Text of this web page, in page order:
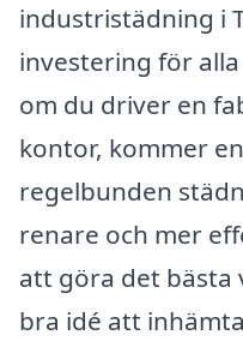
industristädning i
investering för
om du driver en
kontor, kommer
regelbunden
renare och mer
att göra det bästa
bra idé att